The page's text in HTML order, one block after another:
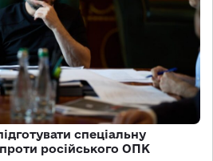
спеціальну
російського ОПК